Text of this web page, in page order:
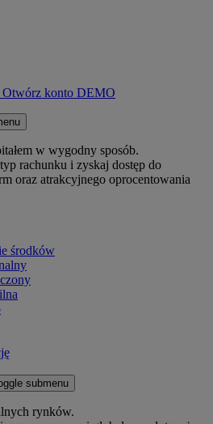
Otwórz konto DEMO
w wygodny sposób.
rachunku i zyskaj dostęp do
oraz atrakcyjnego oprocentowania
środków
submenu
rynków.